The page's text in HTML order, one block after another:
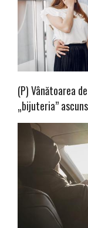
(P) Vânătoarea
„bijuteria”